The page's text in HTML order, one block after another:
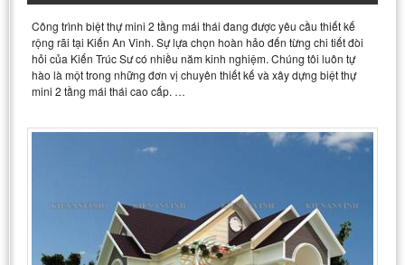
Công trình biệt thự mini 2 tầng mái thái đang được yêu cầu thiết kế
rộng rãi tại Kiến An Vinh. Sự lựa chọn hoàn hảo đến từng chi tiết đòi
hỏi của Kiến Trúc Sư có nhiều năm kinh nghiệm. Chúng tôi luôn tự
hào là một trong những đơn vị chuyên thiết kế và xây dựng biệt thự
mini 2 tầng mái thái cao cấp. …